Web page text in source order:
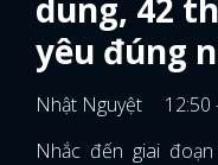
dung, 42
yêu đúng
Nhật Nguyệt
Nhắc đến giai